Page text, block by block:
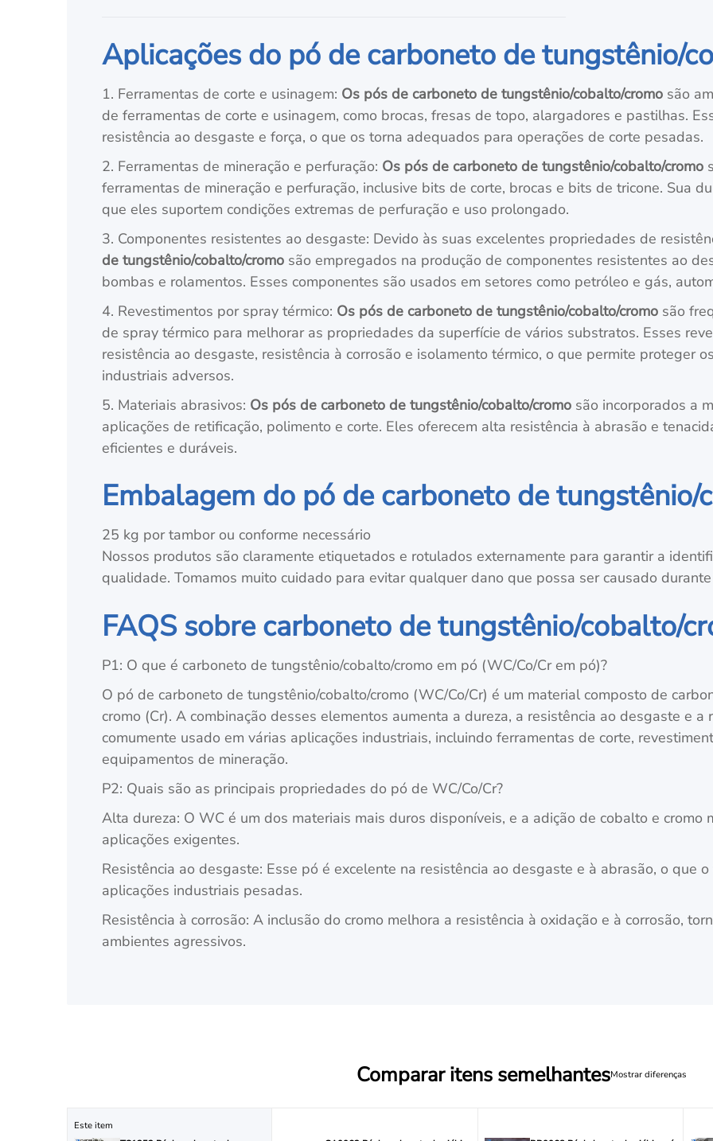
Aplicações do pó de carboneto de tungstênio/
1. Ferramentas de corte e usinagem: Os pós de carboneto de tungstênio/cobalto/cromo são
de ferramentas de corte e usinagem, como brocas, fresas de topo, alargadores e pastilhas.
resistência ao desgaste e força, o que os torna adequados para operações de corte pesadas.
2. Ferramentas de mineração e perfuração: Os pós de carboneto de tungstênio/cobalto/cromo
ferramentas de mineração e perfuração, inclusive bits de corte, brocas e bits de tricone. Sua
que eles suportem condições extremas de perfuração e uso prolongado.
3. Componentes resistentes ao desgaste: Devido às suas excelentes propriedades de
de tungstênio/cobalto/cromo são empregados na produção de componentes resistentes ao
bombas e rolamentos. Esses componentes são usados em setores como petróleo e gás,
4. Revestimentos por spray térmico: Os pós de carboneto de tungstênio/cobalto/cromo são
de spray térmico para melhorar as propriedades da superfície de vários substratos. Esses
resistência ao desgaste, resistência à corrosão e isolamento térmico, o que permite proteger
industriais adversos.
5. Materiais abrasivos: Os pós de carboneto de tungstênio/cobalto/cromo são incorporados a
aplicações de retificação, polimento e corte. Eles oferecem alta resistência à abrasão e
eficientes e duráveis.
Embalagem do pó de carboneto de tungstênio/
25 kg por tambor ou conforme necessário
Nossos produtos são claramente etiquetados e rotulados externamente para garantir a
qualidade. Tomamos muito cuidado para evitar qualquer dano que possa ser causado
FAQS sobre carboneto de tungstênio/cobalto/
P1: O que é carboneto de tungstênio/cobalto/cromo em pó (WC/Co/Cr em pó)?
O pó de carboneto de tungstênio/cobalto/cromo (WC/Co/Cr) é um material composto de
cromo (Cr). A combinação desses elementos aumenta a dureza, a resistência ao desgaste e a
comumente usado em várias aplicações industriais, incluindo ferramentas de corte,
equipamentos de mineração.
P2: Quais são as principais propriedades do pó de WC/Co/Cr?
Alta dureza: O WC é um dos materiais mais duros disponíveis, e a adição de cobalto e cromo
aplicações exigentes.
Resistência ao desgaste: Esse pó é excelente na resistência ao desgaste e à abrasão, o que
aplicações industriais pesadas.
Resistência à corrosão: A inclusão do cromo melhora a resistência à oxidação e à corrosão,
ambientes agressivos.
Comparar itens semelhantesMostrar diferenças
Este item